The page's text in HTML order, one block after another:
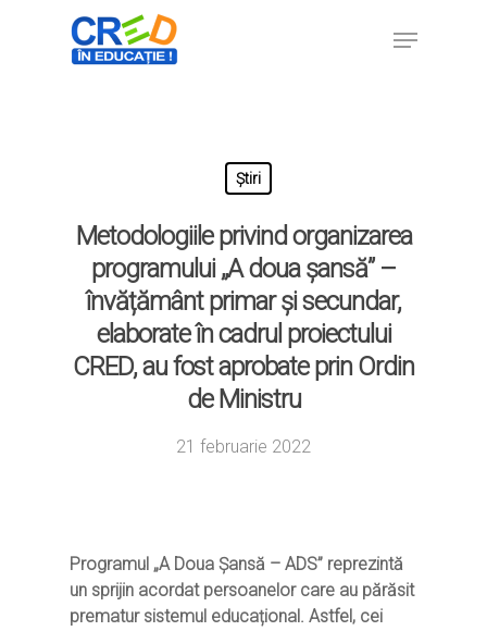
Știri
Metodologiile privind organizarea
programului „A doua șansă” –
învățământ primar și secundar,
elaborate în cadrul proiectului
CRED, au fost aprobate prin Ordin
de Ministru
21 februarie 2022
Programul „A Doua Șansă – ADS” reprezintă
un sprijin acordat persoanelor care au părăsit
prematur sistemul educațional. Astfel, cei